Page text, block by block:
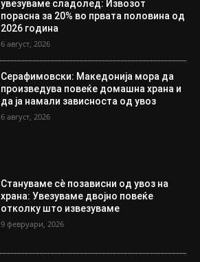
увезуваме сладолед: Извозот
порасна за 20% во првата половина од
2026 година
6 август, 2026
Серафимовски: Македонија мора да
произведува повеќе домашна храна и
да ја намали зависноста од увоз
6 август, 2026
Стануваме сè позависни од увоз на
храна: Увезуваме двојно повеќе
отколку што извезуваме
9 февруари, 2026